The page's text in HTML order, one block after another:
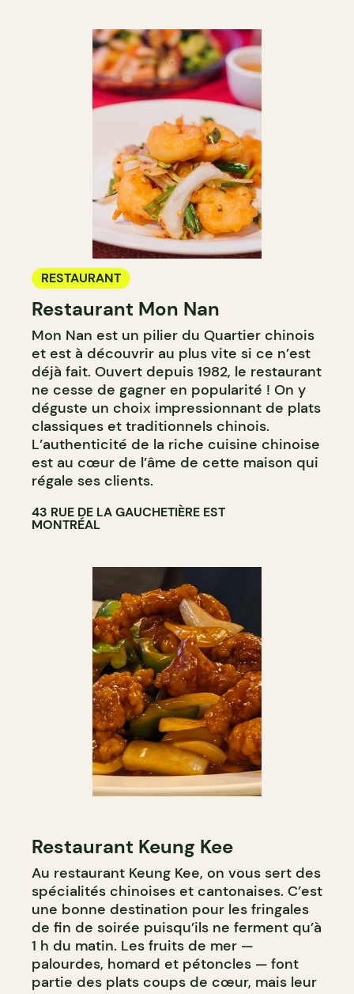
RESTAURANT
Restaurant Mon Nan
Mon Nan est un pilier du Quartier chinois
et est à découvrir au plus vite si ce n’est
déjà fait. Ouvert depuis 1982, le restaurant
ne cesse de gagner en popularité ! On y
déguste un choix impressionnant de plats
classiques et traditionnels chinois.
L’authenticité de la riche cuisine chinoise
est au cœur de l’âme de cette maison qui
régale ses clients.
43 RUE DE LA GAUCHETIÈRE EST
MONTRÉAL
Restaurant Keung Kee
Au restaurant Keung Kee, on vous sert des
spécialités chinoises et cantonaises. C’est
une bonne destination pour les fringales
de fin de soirée puisqu’ils ne ferment qu’à
1 h du matin. Les fruits de mer —
palourdes, homard et pétoncles — font
partie des plats coups de cœur, mais leur